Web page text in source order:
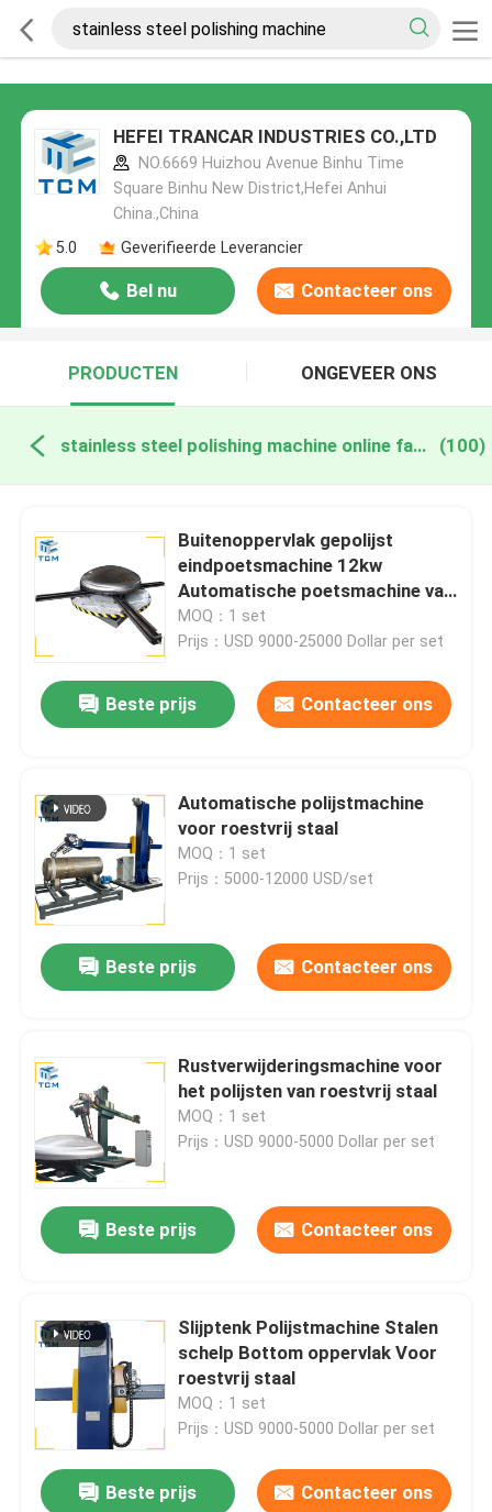
HEFEI TRANCAR INDUSTRIES CO.,LTD
NO.6669 Huizhou Avenue Binhu Time
Square Binhu New District,Hefei Anhui
China.,China
5.0
Geverifieerde Leverancier
Bel nu Contacteer ons
PRODUCTEN ONGEVEER ONS
stainless steel polishing machine online fabricage (100)
Buitenoppervlak gepolijst
eindpoetsmachine 12kw
Automatische poetsmachine van
roestvrij staal
MOQ：1 set
Prijs：USD 9000-25000 Dollar per set
Beste prijs Contacteer ons
Automatische polijstmachine
voor roestvrij staal
MOQ：1 set
Prijs：5000-12000 USD/set
Beste prijs Contacteer ons
Rustverwijderingsmachine voor
het polijsten van roestvrij staal
MOQ：1 set
Prijs：USD 9000-5000 Dollar per set
Beste prijs Contacteer ons
Slijptenk Polijstmachine Stalen
schelp Bottom oppervlak Voor
roestvrij staal
MOQ：1 set
Prijs：USD 9000-5000 Dollar per set
Beste prijs Contacteer ons